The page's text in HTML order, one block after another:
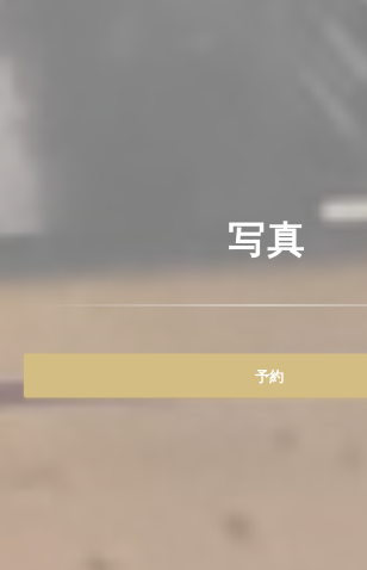
写真
予約